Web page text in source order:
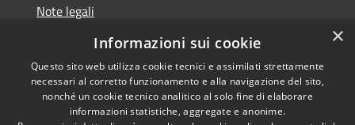
Note legali
Dichiarazione di accessibilità
Copyright © 2026 • Comune di
×
Informazioni sui cookie
Questo sito web utilizza cookie tecnici e assimilati strettamente
necessari al corretto funzionamento e alla navigazione del sito,
nonché un cookie tecnico analitico al solo fine di elaborare
informazioni statistiche, aggregate e anonime.